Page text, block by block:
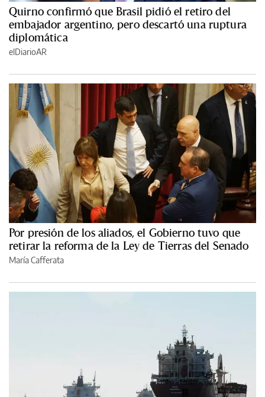
Quirno confirmó que Brasil pidió el retiro del
embajador argentino, pero descartó una ruptura
diplomática
elDiarioAR
Por presión de los aliados, el Gobierno tuvo que
retirar la reforma de la Ley de Tierras del Senado
María Cafferata